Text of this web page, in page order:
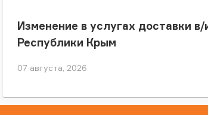
Изменение в услугах доставки в/
Республики Крым
07 августа, 2026